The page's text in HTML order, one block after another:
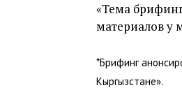
«Тема
материалов у
*Брифинг
Кыргызстане».